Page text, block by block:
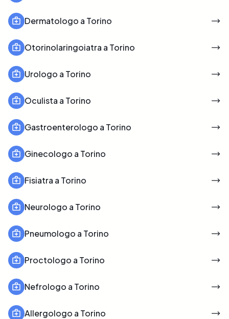
Dermatologo a Torino
Otorinolaringoiatra a Torino
Urologo a Torino
Oculista a Torino
Gastroenterologo a Torino
Ginecologo a Torino
Fisiatra a Torino
Neurologo a Torino
Pneumologo a Torino
Proctologo a Torino
Nefrologo a Torino
Allergologo a Torino